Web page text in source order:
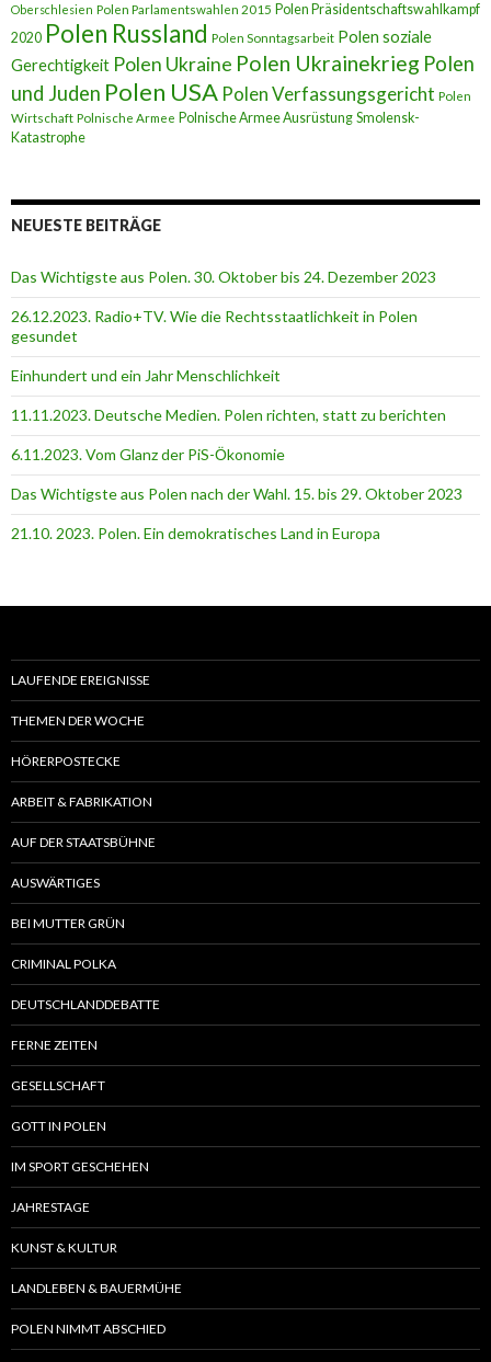
Oberschlesien Polen Parlamentswahlen 2015 Polen Präsidentschaftswahlkampf
2020 Polen Russland Polen Sonntagsarbeit Polen soziale
Gerechtigkeit Polen Ukraine Polen Ukrainekrieg Polen
und Juden Polen USA Polen Verfassungsgericht Polen
Wirtschaft Polnische Armee Polnische Armee Ausrüstung Smolensk-
Katastrophe
NEUESTE BEITRÄGE
Das Wichtigste aus Polen. 30. Oktober bis 24. Dezember 2023
26.12.2023. Radio+TV. Wie die Rechtsstaatlichkeit in Polen
gesundet
Einhundert und ein Jahr Menschlichkeit
11.11.2023. Deutsche Medien. Polen richten, statt zu berichten
6.11.2023. Vom Glanz der PiS-Ӧkonomie
Das Wichtigste aus Polen nach der Wahl. 15. bis 29. Oktober 2023
21.10. 2023. Polen. Ein demokratisches Land in Europa
LAUFENDE EREIGNISSE
THEMEN DER WOCHE
HÖRERPOSTECKE
ARBEIT & FABRIKATION
AUF DER STAATSBÜHNE
AUSWÄRTIGES
BEI MUTTER GRÜN
CRIMINAL POLKA
DEUTSCHLANDDEBATTE
FERNE ZEITEN
GESELLSCHAFT
GOTT IN POLEN
IM SPORT GESCHEHEN
JAHRESTAGE
KUNST & KULTUR
LANDLEBEN & BAUERMÜHE
POLEN NIMMT ABSCHIED